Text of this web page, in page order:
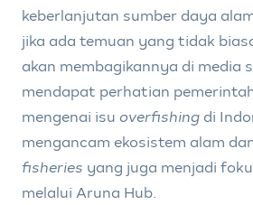
keberlanjutan sumber daya
jika ada temuan yang tidak
akan membagikannya di media
mendapat perhatian
mengenai isu overfishing di
mengancam ekosistem alam
fisheries yang juga menjadi
melalui Aruna Hub.